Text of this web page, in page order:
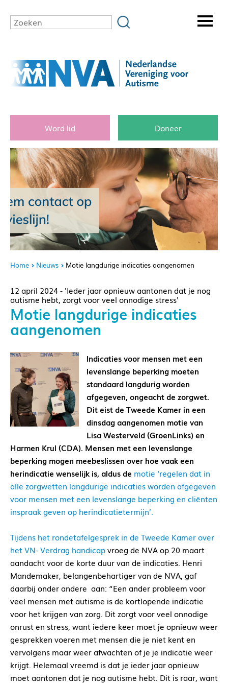
Word lid Doneer
Home Nieuws Motie langdurige indicaties aangenomen
12 april 2024 - 'Ieder jaar opnieuw aantonen dat je nog
autisme hebt, zorgt voor veel onnodige stress'
Motie langdurige indicaties
aangenomen
Indicaties voor mensen met een
levenslange beperking moeten
standaard langdurig worden
afgegeven, ongeacht de zorgwet.
Dit eist de Tweede Kamer in een
dinsdag aangenomen motie van
Lisa Westerveld (GroenLinks) en
Harmen Krul (CDA). Mensen met een levenslange
beperking mogen meebeslissen over hoe vaak een
herindicatie wenselijk is, aldus de motie ‘regelen dat in
alle zorgwetten langdurige indicaties worden afgegeven
voor mensen met een levenslange beperking en cliënten
inspraak geven op herindicatietermijn’.
Tijdens het rondetafelgesprek in de Tweede Kamer over
het VN- Verdrag handicapvroeg de NVA op 20 maart
aandacht voor de korte duur van de indicaties. Henri
Mandemaker, belangenbehartiger van de NVA, gaf
daarbij onder andere aan: “Een ander probleem voor
veel mensen met autisme is de kortlopende indicatie
voor het krijgen van zorg. Dit zorgt voor veel onnodige
onrust en stress, want iedere keer moet je opnieuw weer
gesprekken voeren met mensen die je niet kent en
vervolgens maar weer afwachten of je je indicatie weer
krijgt. Helemaal vreemd is dat je ieder jaar opnieuw
moet aantonen dat je nog autisme hebt. Dit is raar, want